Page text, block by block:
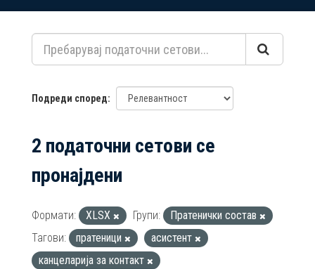
содржина
Подреди според
2 податочни сетови се
пронајдени
Формати: XLSX Групи:
Пратенички состав
Тагови:
пратеници
асистент
канцеларија за контакт